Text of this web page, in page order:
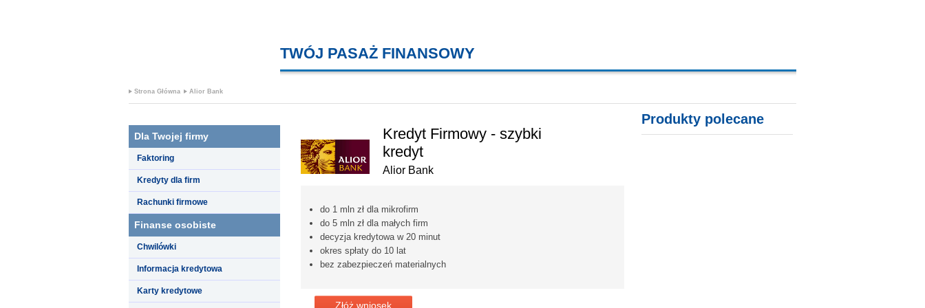
TWÓJ PASAŻ FINANSOWY
Strona Główna Alior Bank
Dla Twojej firmy
Faktoring
Kredyty dla firm
Rachunki firmowe
Finanse osobiste
Chwilówki
Informacja kredytowa
Karty kredytowe
Kredyt Firmowy - szybki
kredyt
Alior Bank
do 1 mln zł dla mikrofirm
do 5 mln zł dla małych firm
decyzja kredytowa w 20 minut
okres spłaty do 10 lat
bez zabezpieczeń materialnych
Złóż wniosek
Produkty polecane